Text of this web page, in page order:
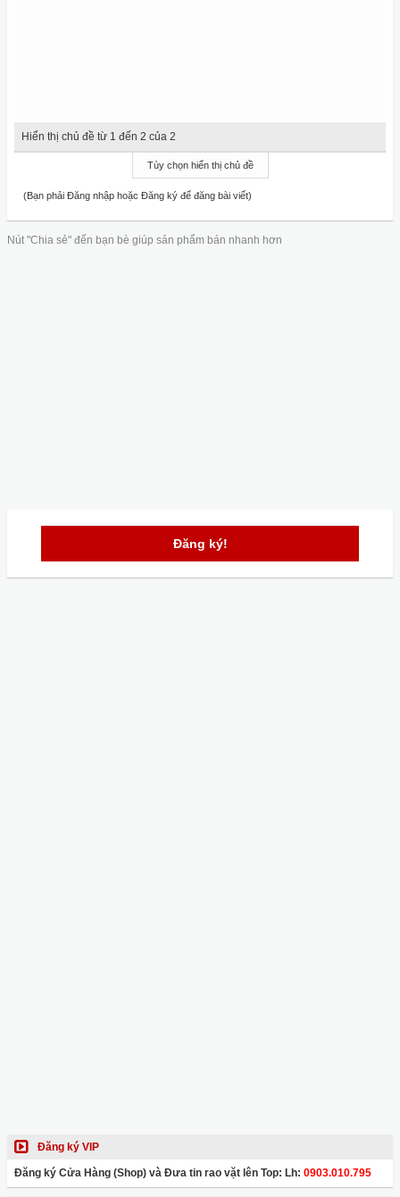
Hiển thị chủ đề từ 1 đến 2 của 2
Tùy chọn hiển thị chủ đề
(Bạn phải Đăng nhập hoặc Đăng ký để đăng bài viết)
Nút "Chia sẻ" đến bạn bè giúp sản phẩm bán nhanh hơn
Đăng ký!
Đăng ký VIP
Đăng ký Cửa Hàng (Shop) và Đưa tin rao vặt lên Top: Lh: 0903.010.795